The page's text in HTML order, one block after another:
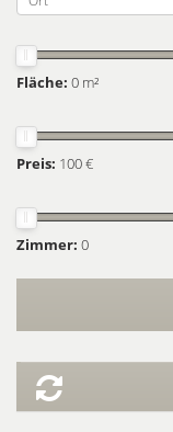
Fläche: 0 m²
Preis: 100 €
Zimmer: 0